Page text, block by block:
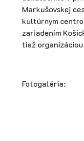
Markušovskej
kultúrnym
zariadením
tiež
Fotogaléria: